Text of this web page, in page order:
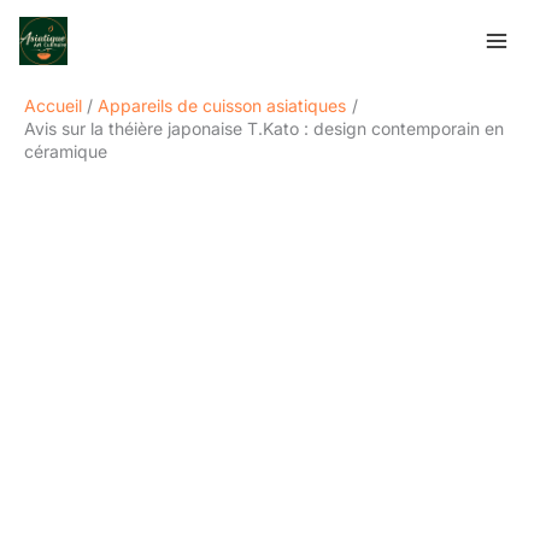
Aller
Accueil
Appareils de cuisson asiatiques
Avis sur la théière japonaise T.Kato : design contemporain en
céramique
Rechercher